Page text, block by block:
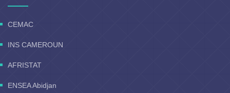
CEMAC
INS CAMEROUN
AFRISTAT
ENSEA Abidjan